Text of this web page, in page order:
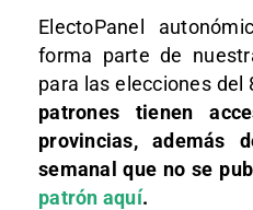
ElectoPanel
forma parte de
para las elecciones del
patrones tienen
provincias, además
semanal que no se
patrón aquí.